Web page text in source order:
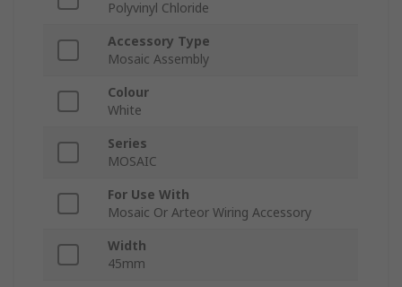
Polyvinyl Chloride
Accessory Type
Mosaic Assembly
Colour
White
Series
MOSAIC
For Use With
Mosaic Or Arteor Wiring Accessory
Width
45mm